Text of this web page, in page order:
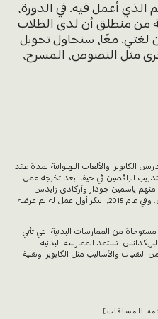
الكابويرا والألعاب البهلوانية لمدة عقد
2009 تدرّب في ورشة لتدريب الراقصين في حيفا. بعد تخرجه عمل
ياسمين جودار وأركادي زايدس
ويوسي بيرج وعوديد جراف وإيريس إيريز وآخرين. وفي عام 2015، ابتكر أول عمل له تم عرضه
من الممارسات البدنية التي تأتي
تستمد الممارسة البدنية
والأساليب مثل الكابويرا وتقنية
الذي أعمل فيه. في الدورة،
من منطلق أن لدى الطلاب
لغتي. معًا، سنحاول تحويل
مثل النصوص، المسرح،
المساقات